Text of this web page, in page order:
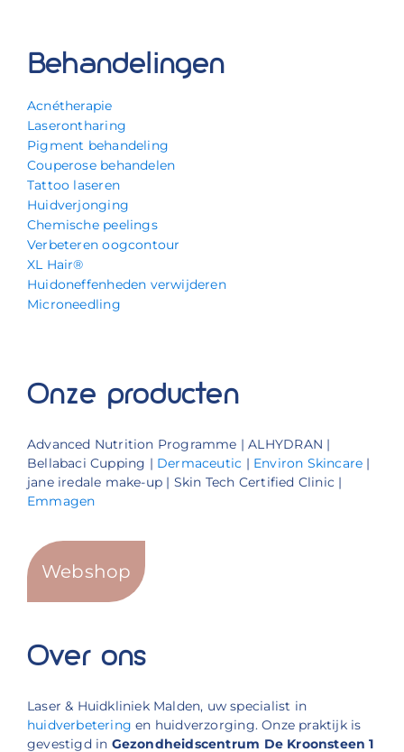
Behandelingen
Acnétherapie
Laserontharing
Pigment behandeling
Couperose behandelen
Tattoo laseren
Huidverjonging
Chemische peelings
Verbeteren oogcontour
XL Hair®
Huidoneffenheden verwijderen
Microneedling
Onze producten
Advanced Nutrition Programme | ALHYDRAN |
Bellabaci Cupping | Dermaceutic | Environ Skincare |
jane iredale make-up | Skin Tech Certified Clinic |
Emmagen
Webshop
Over ons
Laser & Huidkliniek Malden, uw specialist in
huidverbetering en huidverzorging. Onze praktijk is
gevestigd in Gezondheidscentrum De Kroonsteen 1